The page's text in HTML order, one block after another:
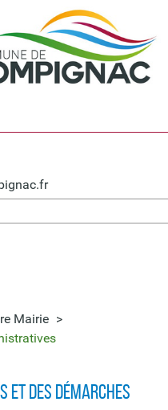
Mairie >
et des démarches